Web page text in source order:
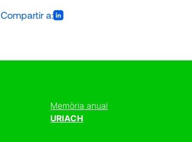
Compartir a:
Memòria anual
URIACH